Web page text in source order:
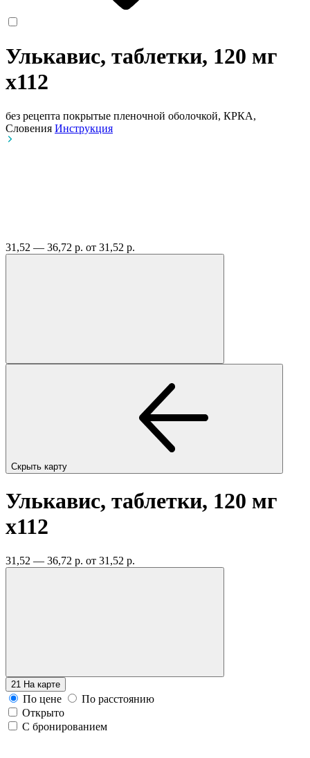
Улькавис, таблетки, 120 мг
x112
без рецепта покрытые пленочной оболочкой, КРКА,
Словения Инструкция
31,52 — 36,72 р. от 31,52 р.
Скрыть карту
Улькавис, таблетки, 120 мг
x112
31,52 — 36,72 р. от 31,52 р.
21 На карте
По цене
По расстоянию
Открыто
С бронированием